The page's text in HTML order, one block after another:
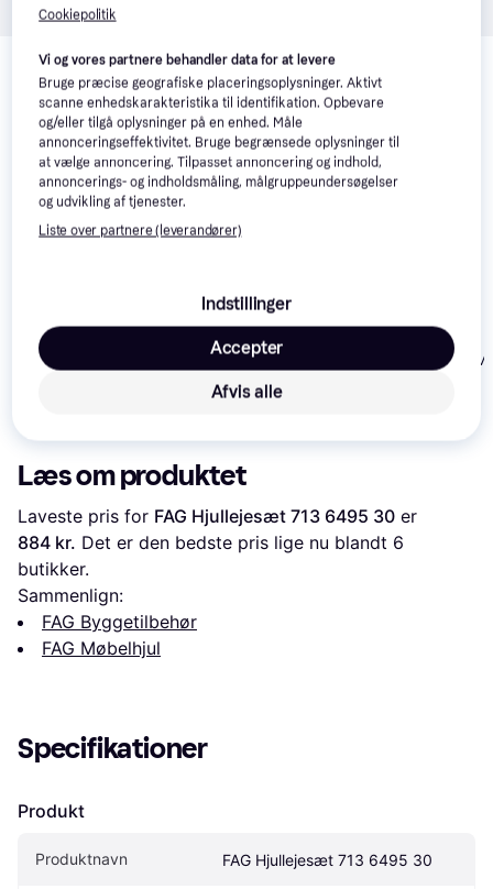
Relaterede produkter
Se vores forslag til andre produkter, der matcher dine
interesser. Vis alle
Trender
Tente
3477UFR100P62
Tente 894083486
Baron
Læs om produktet
Laveste pris for FAG Hjullejesæt 713 6495 30
884 kr. Det er den bedste pris lige nu blandt 6
butikker.
Sammenlign:
FAG Byggetilbehør
FAG Møbelhjul
Specifikationer
Produkt
Produktnavn FAG Hjullejesæt 713 6495 30
Cookiepolitik
Vi og vores partnere behandler data for at levere
Bruge præcise geografiske placeringsoplysninger. Aktivt
scanne enhedskarakteristika til identifikation. Opbevare
og/eller tilgå oplysninger på en enhed. Måle
annonceringseffektivitet. Bruge begrænsede oplysninger til
at vælge annoncering. Tilpasset annoncering og indhold,
annoncerings- og indholdsmåling, målgruppeundersøgelser
og udvikling af tjenester.
Liste over partnere (leverandører)
Indstillinger
Afvis alle
Accepter